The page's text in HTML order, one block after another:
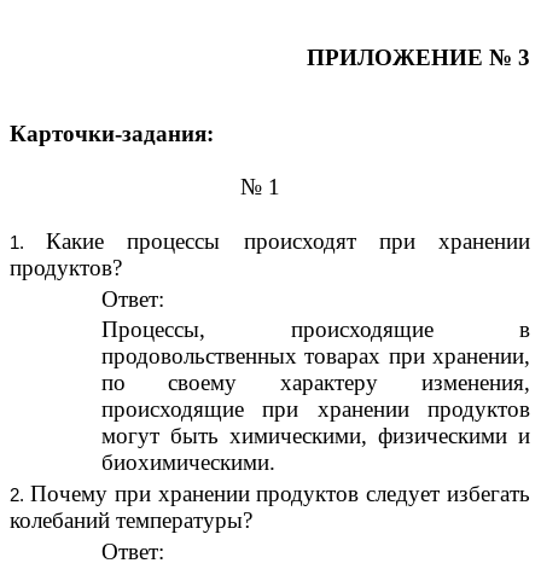
ПРИЛОЖЕНИЕ № 3
Карточки-задания:
№ 1
Какие процессы происходят при хранении
продуктов?
Ответ:
Процессы, происходящие в
продовольственных товарах при хранении,
по своему характеру изменения,
происходящие при хранении продуктов
могут быть химическими, физическими и
биохимическими.
Почему при хранении продуктов следует избегать
колебаний температуры?
Ответ: